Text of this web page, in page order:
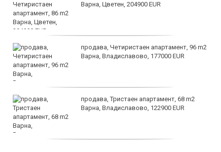
Варна, Цветен, 204900 EUR
продава, Четиристаен апартамент, 96 m2
Варна, Владиславово, 177000 EUR
продава, Тристаен апартамент, 68 m2
Варна, Владиславово, 122900 EUR